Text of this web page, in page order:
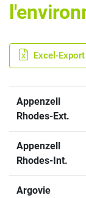
Excel-Export
Appenzell
Rhodes-Ext.
Appenzell
Rhodes-Int.
Argovie